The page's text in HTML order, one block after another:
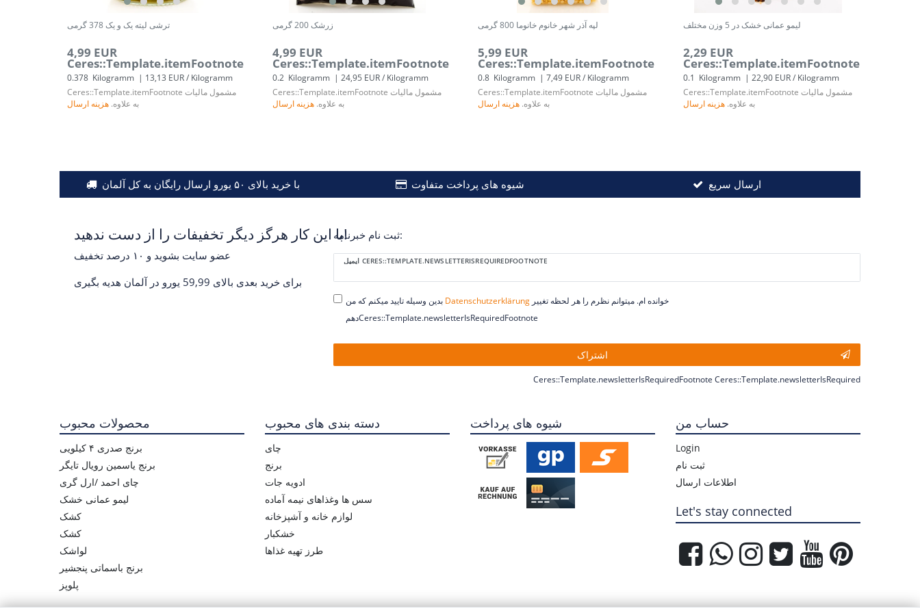
ترشی لیته یک و یک 378 گرمی
4,99 EUR
Ceres::Template.itemFootnote
0.378 Kilogramm | 13,13 EUR / Kilogramm
Ceres::Template.itemFootnote مشمول مالیات
به علاوه. هزینه ارسال
زرشک 200 گرمی
4,99 EUR
Ceres::Template.itemFootnote
0.2 Kilogramm | 24,95 EUR / Kilogramm
Ceres::Template.itemFootnote مشمول مالیات
به علاوه. هزینه ارسال
لپه آذر شهر خانوم خانوما 800 گرمی
5,99 EUR
Ceres::Template.itemFootnote
0.8 Kilogramm | 7,49 EUR / Kilogramm
Ceres::Template.itemFootnote مشمول مالیات
به علاوه. هزینه ارسال
لیمو عمانی خشک در 5 وزن مختلف
2,29 EUR
Ceres::Template.itemFootnote
0.1 Kilogramm | 22,90 EUR / Kilogramm
Ceres::Template.itemFootnote مشمول مالیات
به علاوه. هزینه ارسال
با خرید بالای ۵۰ یورو ارسال رایگان به کل آلمان شیوه های پرداخت متفاوت ارسال سریع
با این کار هرگز دیگر تخفیفات را از دست ندهید!
برای خرید بعدی بالای 59,99 یورو در آلمان هدیه بگیری
ثبت نام خبرنامه:
ایمیل CERES::TEMPLATE.NEWSLETTERISREQUIREDFOOTNOTE
Ceres::Template.newsletterHoneypotLabel
بدین وسیله تایید میکنم که من Daten­schutz­erklärungخوانده ام. میتوانم نظرم را هر لحظه تغییر
دهمCeres::Template.newsletterIsRequiredFootnote
اشتراک
Ceres::Template.newsletterIsRequiredFootnote Ceres::Template.newsletterIsRequired
محصولات محبوب
برنج صدری ۴ کیلویی
برنج یاسمین رویال تایگر
چای احمد /ارل گری
لیمو عمانی خشک
کشک
کشک
لواشک
برنج باسماتی پنجشیر
پلوپز
دسته بندی های محبوب
چای
برنج
ادویه جات
سس ها وغذاهای نیمه آماده
لوازم خانه و آشپزخانه
خشکبار
طرز تهیه غذاها
شیوه های پرداخت حساب من
Login
ثبت نام
اطلاعات ارسال
Let's stay connected